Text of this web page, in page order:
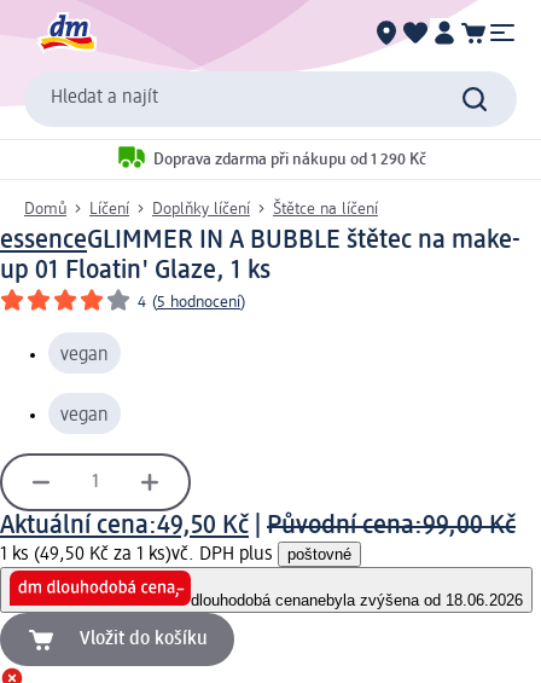
Hledat a najít
Doprava zdarma při nákupu od 1 290 Kč
Domů Líčení Doplňky líčení Štětce na líčení
essenceGLIMMER IN A BUBBLE štětec na make-
up 01 Floatin' Glaze, 1 ks
4 (5 hodnocení)
vegan
vegan
Aktuální cena:49,50 Kč Původní cena:99,00 Kč
1 ks (49,50 Kč za 1 ks)vč. DPH plus poštovné
dlouhodobá cenanebyla zvýšena od 18.06.2026
Vložit do košíku